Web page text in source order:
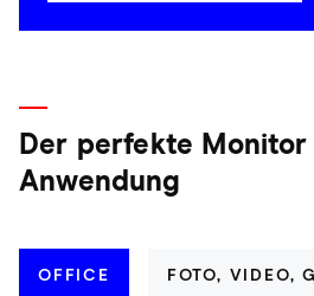
Der perfekte
Anwendung
OFFICE FOTO, VIDEO,